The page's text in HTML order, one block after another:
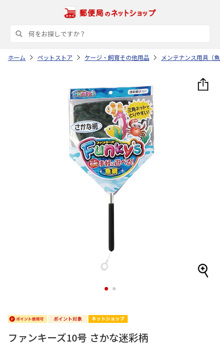
ホーム ペットストア ケージ・飼育その他用品 メンテナンス用具（
1 2
ファンキーズ10号 さかな迷彩柄